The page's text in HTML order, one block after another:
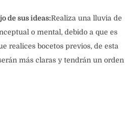
de sus ideas:Realiza una lluvia de
o mental, debido a que es
realices bocetos previos, de esta
más claras y tendrán un orden